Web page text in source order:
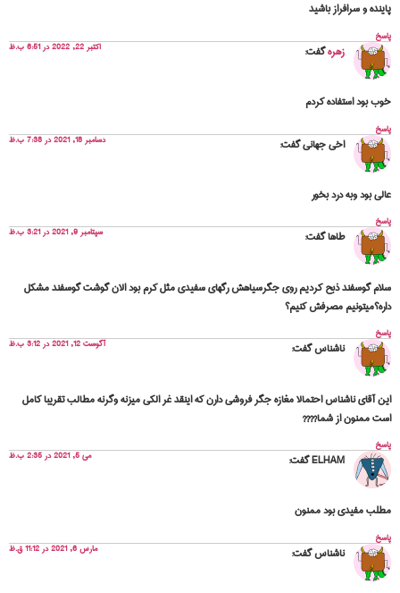
پاینده و سرافراز باشید
پاسخ
زهرهگفت: اکتبر 22, 2022 در 6:51 ب.ظ
خوب بود استفاده کردم
پاسخ
اخی جهانیگفت: دسامبر 18, 2021 در 7:38 ب.ظ
عالی بود وبه درد بخور
پاسخ
طاهاگفت: سپتامبر 9, 2021 در 3:21 ب.ظ
سلام گوسفند ذبح کردیم روی جگرسیاهش رگهای سفیدی مثل کرم بود الان گوشت گوسفند مشکل
داره؟میتونیم مصرفش کنیم؟
پاسخ
ناشناسگفت: آگوست 12, 2021 در 3:12 ب.ظ
این آقای ناشناس احتمالا مغازه جگر فروشی دارن که اینقد غر الکی میزنه وگرنه مطالب تقریبا کامل
است ممنون از شما????
پاسخ
ELHAMگفت: می 5, 2021 در 2:35 ب.ظ
مطلب مفیدی بود ممنون
پاسخ
ناشناسگفت: مارس 6, 2021 در 11:12 ق.ظ